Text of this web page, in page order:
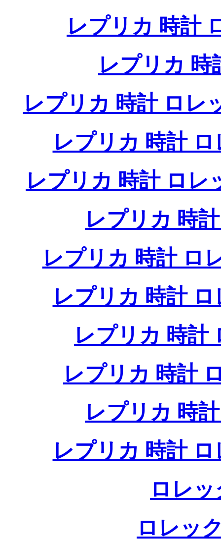
レプリカ 時計
レプリカ 時
レプリカ 時計 ロレ
レプリカ 時計
レプリカ 時計 ロレ
レプリカ 時
レプリカ 時計 ロ
レプリカ 時計
レプリカ 時計
レプリカ 時計
レプリカ 時
レプリカ 時計
ロレ
ロレッ